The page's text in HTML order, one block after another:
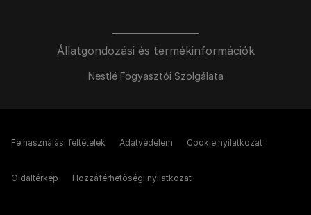
Állatgondozási és termékinformációk
Nestlé Fogyasztói Szolgálata
Felhasználási feltételek Adatvédelem Cookie nyilatkozat
Oldaltérkép Hozzáférhetőségi nyilatkozat